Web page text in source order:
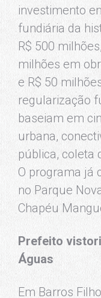
investimento
fundiária da
R$ 500
milhões em
e R$ 50
regularização
baseiam em
urbana,
pública, coleta
O programa já
no Parque
Chapéu
Prefeito
Águas
Em Barros